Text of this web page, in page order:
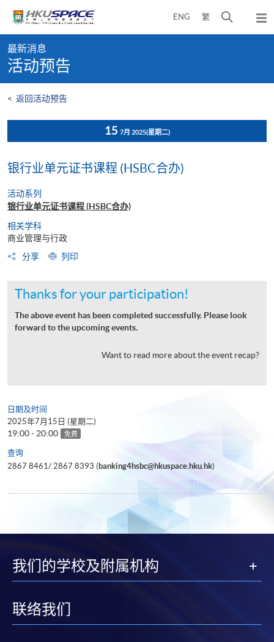
content
ENG 繁
开
弹
出
content
start
最新消息
活动预告
< 返回活动预告
15 7月 2025(星期二)
银行业单元证书课程 (HSBC合办)
活动系列
银行业单元证书课程 (HSBC合办)
相关学科
商业管理与行政
分享
列印
Thanks for your participation!
The above event has been completed successfully. Please look
forward to the upcoming events.
Want to read more about the event recap?
日期及时间
2025年7月15日 (星期二)
19:00 - 20:00 免费
查询
2867 8461/ 2867 8393 (banking4hsbc@hkuspace.hku.hk)
我们的学校及附属机构
联络我们